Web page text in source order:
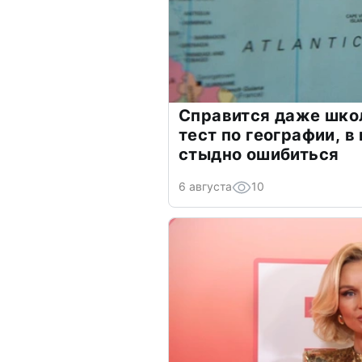
Справится даже
тест по географии,
стыдно ошибиться
6 августа 10